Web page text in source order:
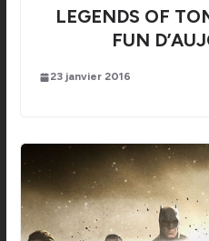
LEGENDS OF
FUN
23 janvier 2016